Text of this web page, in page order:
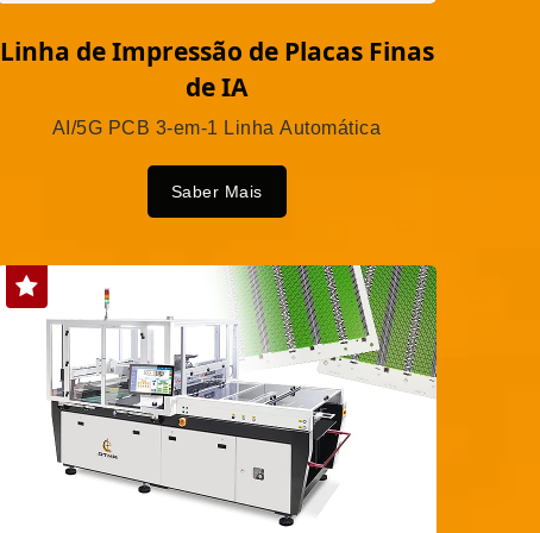
Linha de Impressão de Placas Finas
de IA
AI/5G PCB 3-em-1 Linha Automática
Saber Mais